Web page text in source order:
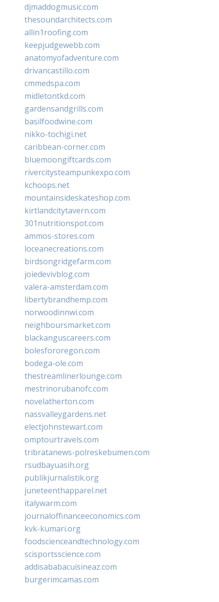
djmaddogmusic.com
thesoundarchitects.com
allin1roofing.com
keepjudgewebb.com
anatomyofadventure.com
drivancastillo.com
cmmedspa.com
midletontkd.com
gardensandgrills.com
basilfoodwine.com
nikko-tochigi.net
caribbean-corner.com
bluemoongiftcards.com
rivercitysteampunkexpo.com
kchoops.net
mountainsideskateshop.com
kirtlandcitytavern.com
301nutritionspot.com
ammos-stores.com
loceanecreations.com
birdsongridgefarm.com
joiedevivblog.com
valera-amsterdam.com
libertybrandhemp.com
norwoodinnwi.com
neighboursmarket.com
blackanguscareers.com
bolesfororegon.com
bodega-ole.com
thestreamlinerlounge.com
mestrinorubanofc.com
novelatherton.com
nassvalleygardens.net
electjohnstewart.com
omptourtravels.com
tribratanews-polreskebumen.com
rsudbayuasih.org
publikjurnalistik.org
juneteenthapparel.net
italywarm.com
journaloffinanceeconomics.com
kvk-kumari.org
foodscienceandtechnology.com
scisportsscience.com
addisababacuisineaz.com
burgerimcamas.com